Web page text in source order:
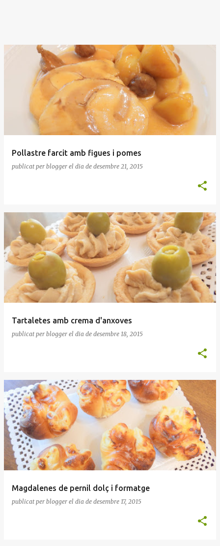
Pollastre farcit amb figues i pomes
publicat per blogger el dia de desembre 21, 2015
Tartaletes amb crema d'anxoves
publicat per blogger el dia de desembre 18, 2015
Magdalenes de pernil dolç i formatge
publicat per blogger el dia de desembre 17, 2015